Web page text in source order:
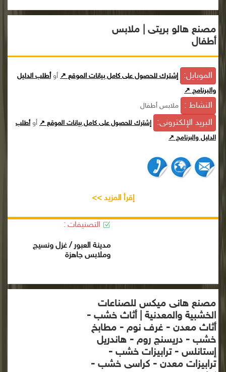
مصنع هالو بريتى | ملابس
أطفال
الموبايل: إشترك للحصول على كامل بيانات الموقع ↗ أوأطلب الدليل
والبرنامج ↗
النشاط : ملابس أطفال
البريد الإلكترونى: إشترك للحصول على كامل بيانات الموقع ↗ أوأطلب
الدليل والبرنامج ↗
إقرأ المزيد >>
التصنيفات :
مدينة العبور / غزل ونسيج
وملابس جاهزة
مصنع هانى ميكس للصناعات
الخشبية والمعدنية | أثاث خشب -
أثاث معدن - غرف نوم - مطابخ
خشب - دريسنج روم - هاندريل
إستانلس - ترابيزات خشب -
ترابيزات معدن - كراسى خشب -